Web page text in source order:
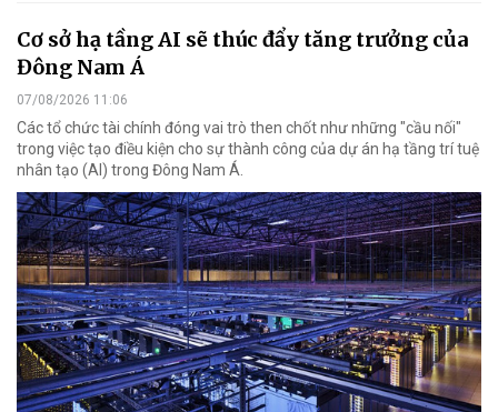
Cơ sở hạ tầng AI sẽ thúc đẩy tăng trưởng của
Đông Nam Á
07/08/2026 11:06
Các tổ chức tài chính đóng vai trò then chốt như những "cầu nối"
trong việc tạo điều kiện cho sự thành công của dự án hạ tầng trí tuệ
nhân tạo (AI) trong Đông Nam Á.